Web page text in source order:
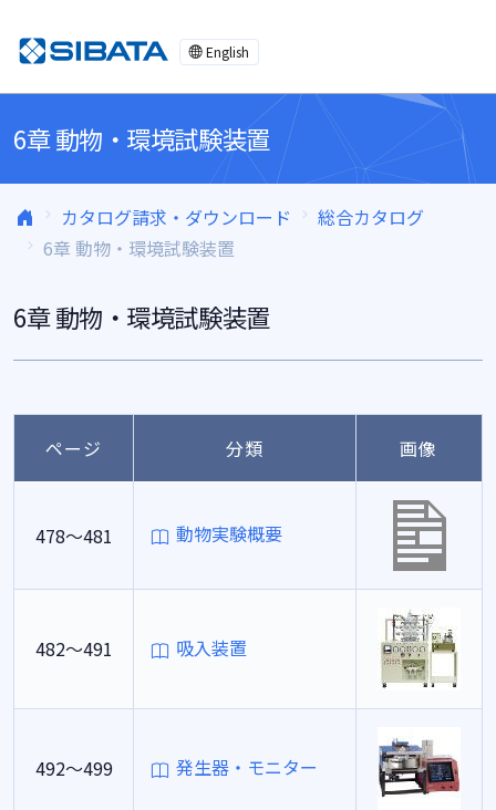
English
6章 動物・環境試験装置
カタログ請求・ダウンロード
総合カタログ
6章 動物・環境試験装置
6章 動物・環境試験装置
ページ 分類 画像
478～481 動物実験概要
482～491 吸入装置
492～499 発生器・モニター